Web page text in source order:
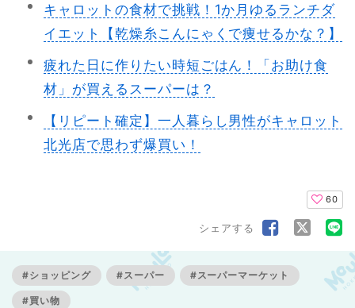
キャロットの食材で挑戦！1か月ゆるランチダ
イエット【乾燥糸こんにゃくで痩せるかな？】
疲れた日に作りたい時短ごはん！「お助け食
材」が買えるスーパーは？
【リピート確定】一人暮らし男性がキャロット
北光店で思わず爆買い！
60
シェアする
#ショッピング #スーパー #スーパーマーケット
#買い物